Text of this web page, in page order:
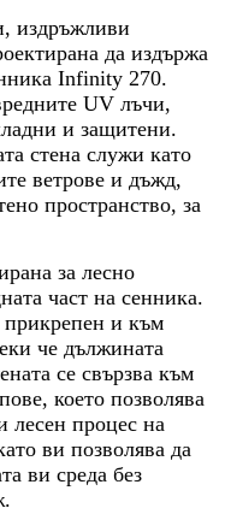
издръжливи
да издържа
Infinity 270.
UV лъчи,
и защитени.
стена служи като
ветрове и дъжд,
пространство, за
за лесно
част на сенника.
и към
че дължината
се свързва към
което позволява
лесен процес на
ви позволява да
ви среда без